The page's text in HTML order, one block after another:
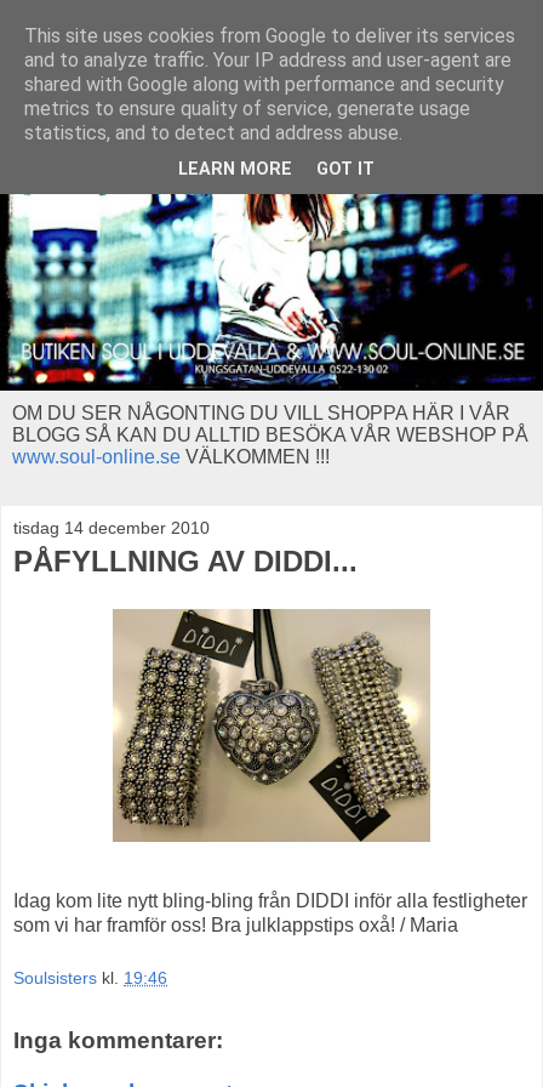
OM DU SER NÅGONTING DU VILL SHOPPA HÄR I VÅR
BLOGG SÅ KAN DU ALLTID BESÖKA VÅR WEBSHOP PÅ
www.soul-online.se VÄLKOMMEN !!!
tisdag 14 december 2010
PÅFYLLNING AV DIDDI...
Idag kom lite nytt bling-bling från DIDDI inför alla festligheter
som vi har framför oss! Bra julklappstips oxå! / Maria
Soulsisters kl. 19:46
Inga kommentarer:
This site uses cookies from Google to deliver its services
and to analyze traffic. Your IP address and user-agent are
shared with Google along with performance and security
metrics to ensure quality of service, generate usage
statistics, and to detect and address abuse.
LEARN MORE GOT IT